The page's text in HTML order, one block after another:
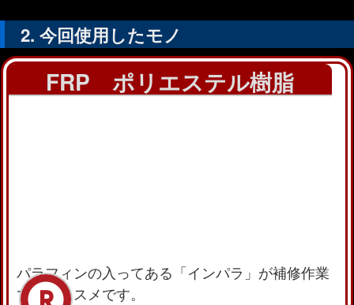
今回使用したモノ
FRP ポリエステル樹脂
パラフィンの入ってある「インパラ」が補修作業
ではおススメです。